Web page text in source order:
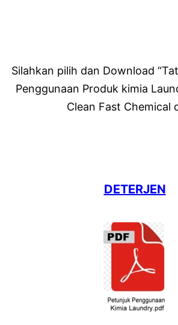
Silahkan pilih dan Download
Penggunaan Produk kimia
Clean Fast Chemical
DETERJEN